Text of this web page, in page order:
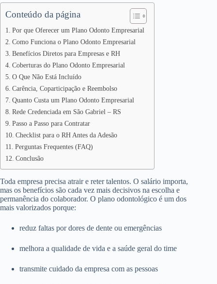
Conteúdo da página
Por que Oferecer um Plano Odonto Empresarial
Como Funciona o Plano Odonto Empresarial
Benefícios Diretos para Empresas e RH
Coberturas do Plano Odonto Empresarial
O Que Não Está Incluído
Carência, Coparticipação e Reembolso
Quanto Custa um Plano Odonto Empresarial
Rede Credenciada em São Gabriel – RS
Passo a Passo para Contratar
Checklist para o RH Antes da Adesão
Perguntas Frequentes (FAQ)
Conclusão
Toda empresa precisa atrair e reter talentos. O salário importa,
mas os benefícios são cada vez mais decisivos na escolha e
permanência do colaborador. O plano odontológico é um dos
mais valorizados porque:
reduz faltas por dores de dente ou emergências
melhora a qualidade de vida e a saúde geral do time
transmite cuidado da empresa com as pessoas